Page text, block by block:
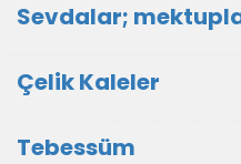
Sevdalar;
Çelik Kaleler
Tebessüm